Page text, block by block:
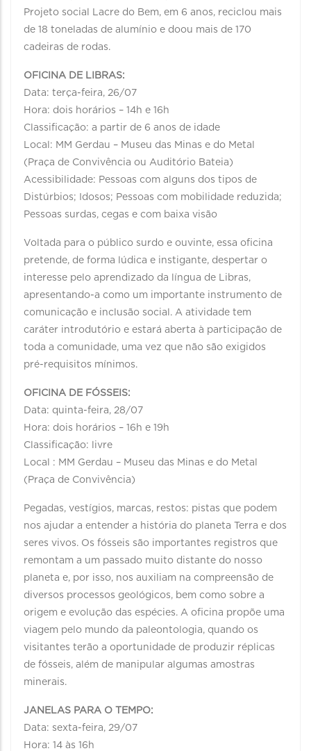
Projeto social Lacre do Bem, em 6 anos, reciclou mais
de 18 toneladas de alumínio e doou mais de 170
cadeiras de rodas.
OFICINA DE LIBRAS:
Data: terça-feira, 26/07
Hora: dois horários – 14h e 16h
Classificação: a partir de 6 anos de idade
Local: MM Gerdau – Museu das Minas e do Metal
(Praça de Convivência ou Auditório Bateia)
Acessibilidade: Pessoas com alguns dos tipos de
Distúrbios; Idosos; Pessoas com mobilidade reduzida;
Pessoas surdas, cegas e com baixa visão
Voltada para o público surdo e ouvinte, essa oficina
pretende, de forma lúdica e instigante, despertar o
interesse pelo aprendizado da língua de Libras,
apresentando-a como um importante instrumento de
comunicação e inclusão social. A atividade tem
caráter introdutório e estará aberta à participação de
toda a comunidade, uma vez que não são exigidos
pré-requisitos mínimos.
OFICINA DE FÓSSEIS:
Data: quinta-feira, 28/07
Hora: dois horários – 16h e 19h
Classificação: livre
Local : MM Gerdau – Museu das Minas e do Metal
(Praça de Convivência)
Pegadas, vestígios, marcas, restos: pistas que podem
nos ajudar a entender a história do planeta Terra e dos
seres vivos. Os fósseis são importantes registros que
remontam a um passado muito distante do nosso
planeta e, por isso, nos auxiliam na compreensão de
diversos processos geológicos, bem como sobre a
origem e evolução das espécies. A oficina propõe uma
viagem pelo mundo da paleontologia, quando os
visitantes terão a oportunidade de produzir réplicas
de fósseis, além de manipular algumas amostras
minerais.
JANELAS PARA O TEMPO:
Data: sexta-feira, 29/07
Hora: 14 às 16h